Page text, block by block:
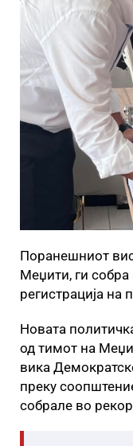
Поранешниот
Меџити, ги
регистрација на
Новата
од тимот на
вика
преку
собрале во